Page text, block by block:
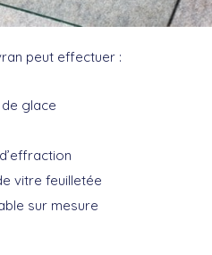
peut effectuer :
glace
vitre feuilletée
sur mesure